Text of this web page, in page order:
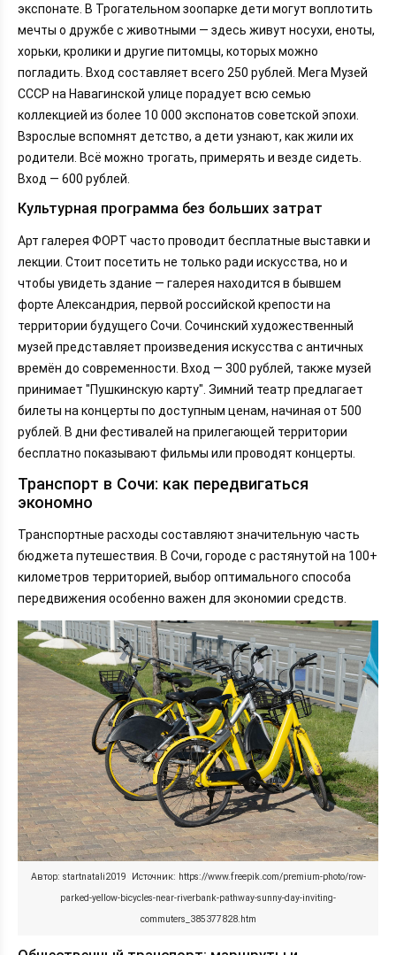
экспонате. В Трогательном зоопарке дети могут воплотить
мечты о дружбе с животными — здесь живут носухи, еноты,
хорьки, кролики и другие питомцы, которых можно
погладить. Вход составляет всего 250 рублей. Мега Музей
СССР на Навагинской улице порадует всю семью
коллекцией из более 10 000 экспонатов советской эпохи.
Взрослые вспомнят детство, а дети узнают, как жили их
родители. Всё можно трогать, примерять и везде сидеть.
Вход — 600 рублей.
Культурная программа без больших затрат
Арт галерея ФОРТ часто проводит бесплатные выставки и
лекции. Стоит посетить не только ради искусства, но и
чтобы увидеть здание — галерея находится в бывшем
форте Александрия, первой российской крепости на
территории будущего Сочи. Сочинский художественный
музей представляет произведения искусства с античных
времён до современности. Вход — 300 рублей, также музей
принимает "Пушкинскую карту". Зимний театр предлагает
билеты на концерты по доступным ценам, начиная от 500
рублей. В дни фестивалей на прилегающей территории
бесплатно показывают фильмы или проводят концерты.
Транспорт в Сочи: как передвигаться
экономно
Транспортные расходы составляют значительную часть
бюджета путешествия. В Сочи, городе с растянутой на 100+
километров территорией, выбор оптимального способа
передвижения особенно важен для экономии средств.
Автор: startnatali2019 Источник: https://www.freepik.com/premium-photo/row-
parked-yellow-bicycles-near-riverbank-pathway-sunny-day-inviting-
commuters_385377828.htm